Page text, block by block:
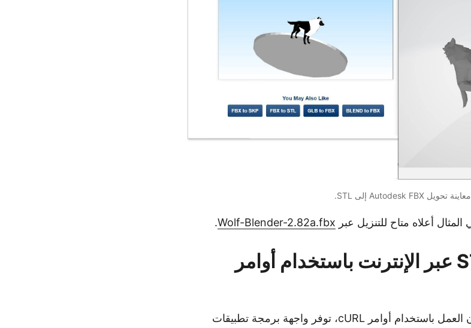
معاينة تحويل Autodesk FBX إلى STL.
Wolf-Blender-2.82a.fbx
.
تحويل FBX إلى STL عبر الإنترنت باستخدام أوامر
بالنسبة للمستخدمين الذين يفضلون العمل باستخدام أوامر cURL، توفر واجهة برمجة تطبيقات